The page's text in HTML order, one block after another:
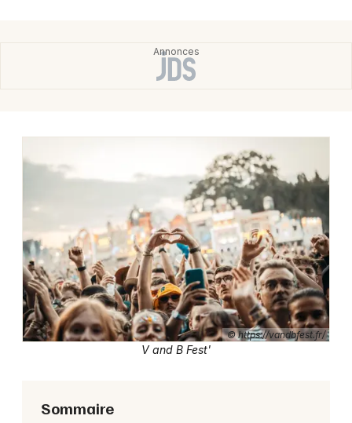
Festival dans les Pays de la Loire
Newsletter des sorties
Artistes en tournée
Actus à Château-Gontier-sur-Mayenne
Magazine à Château-Gontier-sur-Mayenne
© https://vandbfest.fr/
V and B Fest'
Sommaire